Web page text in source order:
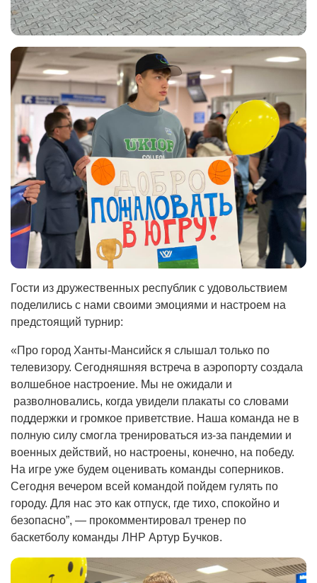
Гости из дружественных республик с удовольствием
поделились с нами своими эмоциями и настроем на
предстоящий турнир:
«Про город Ханты-Мансийск я слышал только по
телевизору. Сегодняшняя встреча в аэропорту создала
волшебное настроение. Мы не ожидали и
разволновались, когда увидели плакаты со словами
поддержки и громкое приветствие. Наша команда не в
полную силу смогла тренироваться из-за пандемии и
военных действий, но настроены, конечно, на победу.
На игре уже будем оценивать команды соперников.
Сегодня вечером всей командой пойдем гулять по
городу. Для нас это как отпуск, где тихо, спокойно и
безопасно”, — прокомментировал тренер по
баскетболу команды ЛНР Артур Бучков.